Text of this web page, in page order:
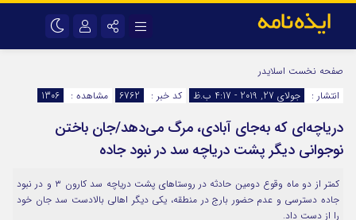
اینستاگرام
سروش
ایتا
آپارات
اپلیکیشن رمز عبور
مرا به خاطر بسپار
صفحه نخست اسلایدر
انتشار :
جولای 27, 2019 - 4:17 ب.ظ کد خبر : 6762 مشاهده : 1306
دریاچه‌ای که به‌جای آبادی، مرگ می‌دهد/جان باختن
نوجوانی دیگر پشت دریاچه سد در نبود جاده
کمتر از دو ماه وقوع دومین حادثه در روستاهای پشت دریاچه سد کارون ۳ و در نبود
جاده دسترسی و عدم حضور بارج در منطقه، یکی دیگر اهالی بالادست سد جان خود
را از دست داد.